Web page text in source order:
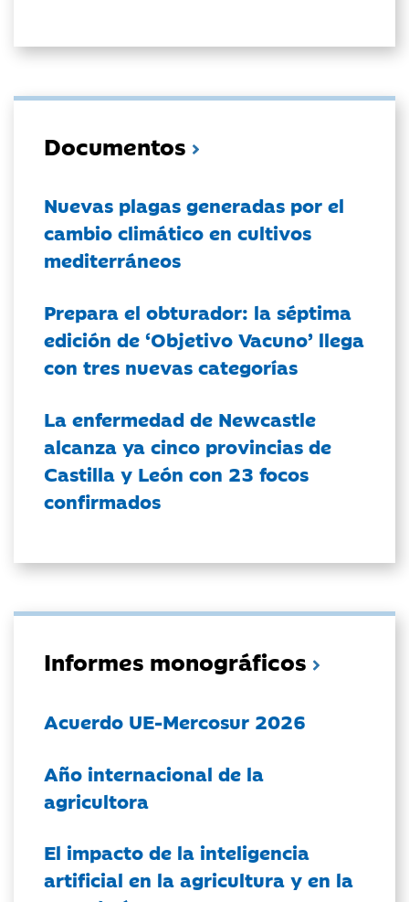
Documentos
Nuevas plagas generadas por el
cambio climático en cultivos
mediterráneos
Prepara el obturador: la séptima
edición de ‘Objetivo Vacuno’ llega
con tres nuevas categorías
La enfermedad de Newcastle
alcanza ya cinco provincias de
Castilla y León con 23 focos
confirmados
Informes monográficos
Acuerdo UE-Mercosur 2026
Año internacional de la
agricultora
El impacto de la inteligencia
artificial en la agricultura y en la